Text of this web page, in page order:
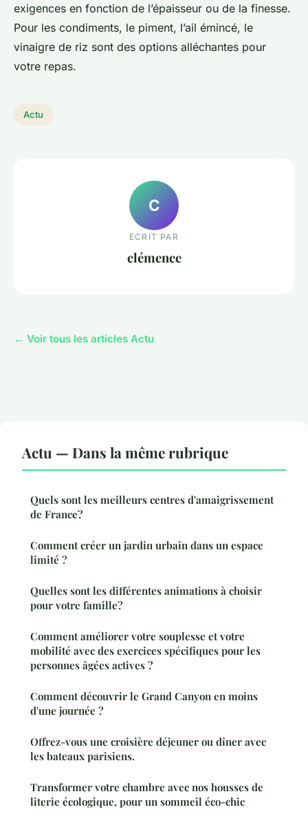
exigences en fonction de l’épaisseur ou de la finesse.
Pour les condiments, le piment, l’ail émincé, le
vinaigre de riz sont des options alléchantes pour
votre repas.
Actu
C
ECRIT PAR
clémence
← Voir tous les articles Actu
Actu — Dans la même rubrique
Quels sont les meilleurs centres d'amaigrissement
de France?
Comment créer un jardin urbain dans un espace
limité ?
Quelles sont les différentes animations à choisir
pour votre famille?
Comment améliorer votre souplesse et votre
mobilité avec des exercices spécifiques pour les
personnes âgées actives ?
Comment découvrir le Grand Canyon en moins
d'une journée ?
Offrez-vous une croisière déjeuner ou dîner avec
les bateaux parisiens.
Transformer votre chambre avec nos housses de
literie écologique, pour un sommeil éco-chic